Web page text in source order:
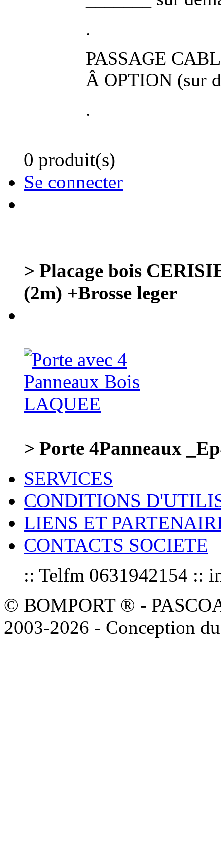
.
PASSAGE
Â OPTION (sur
.
0 produit(s)
Se connecter
> Placage bois
(2m) +Brosse leger
> Porte 4Panneaux
SERVICES
CONDITIONS
LIENS ET
CONTACTS SOCIETE
:: Telfm 0631942154 ::
© BOMPORT ® -
2003-2026 - Conception